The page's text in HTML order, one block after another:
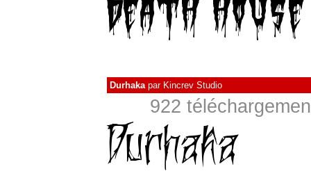
Durhakapar Kincrev Studio
922